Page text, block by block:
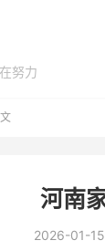
努力
河南
2026-01-15